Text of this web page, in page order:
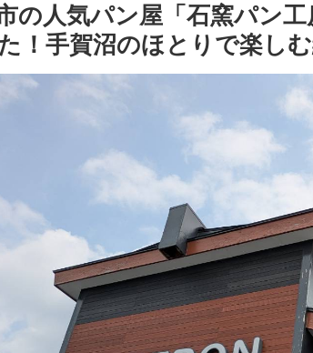
の人気パン屋「石窯パン
！手賀沼のほとりで楽し